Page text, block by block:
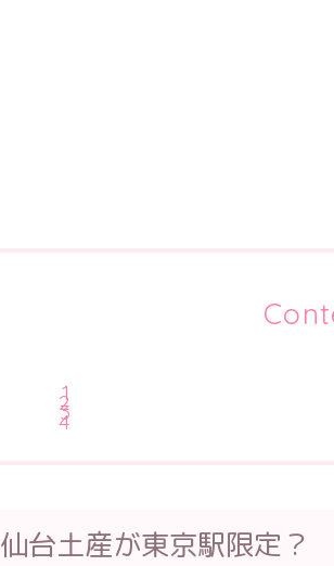
仙台土産が東京駅限定？